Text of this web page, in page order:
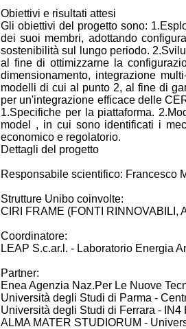
Obiettivi e risultati attesi
Gli obiettivi del progetto sono:
dei suoi membri, adottando
sostenibilità sul lungo periodo.
al fine di ottimizzarne la
dimensionamento, integrazione
modelli di cui al punto 2, al fine di
per un'integrazione efficace delle
1.Specifiche per la piattaforma.
model , in cui sono identificati i
economico e regolatorio.
Dettagli del progetto
Responsabile scientifico: Francesco
Strutture Unibo coinvolte:
CIRI FRAME (FONTI RINNOVABILI,
Coordinatore:
LEAP S.c.ar.l. - Laboratorio Energia
Partner:
Enea Agenzia Naz.Per Le Nuove
Università degli Studi di Parma -
Università degli Studi di Ferrara -
ALMA MATER STUDIORUM -